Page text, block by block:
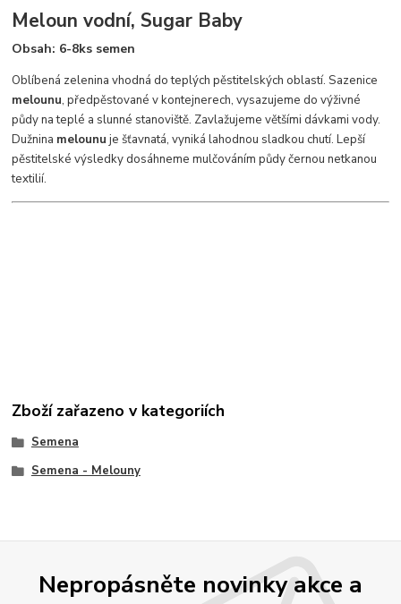
Meloun vodní, Sugar Baby
Obsah: 6-8ks semen
Oblíbená zelenina vhodná do teplých pěstitelských oblastí. Sazenice
melounu, předpěstované v kontejnerech, vysazujeme do výživné
půdy na teplé a slunné stanoviště. Zavlažujeme většími dávkami vody.
Dužnina melounu je šťavnatá, vyniká lahodnou sladkou chutí. Lepší
pěstitelské výsledky dosáhneme mulčováním půdy černou netkanou
textilií.
Zboží zařazeno v kategoriích
Semena
Semena - Melouny
Nepropásněte novinky akce a